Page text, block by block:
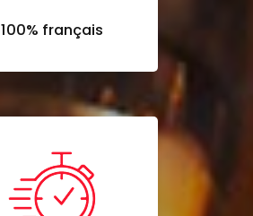
100% français